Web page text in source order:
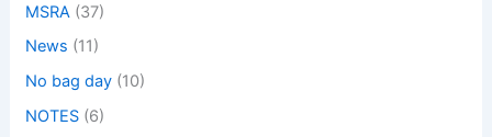
MSRA (37)
News (11)
No bag day (10)
NOTES (6)